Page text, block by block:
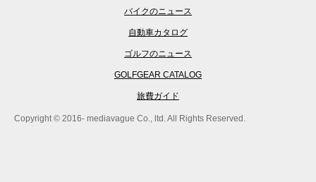
バイクのニュース
自動車カタログ
ゴルフのニュース
GOLFGEAR CATALOG
旅費ガイド
Copyright © 2016- mediavague Co., ltd. All Rights Reserved.